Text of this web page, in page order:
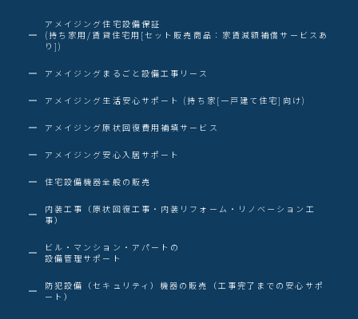
アメイジング住宅設備保証
(持ち家用/賃貸住宅用[セット販売商品：家賃減額補償サービスあ
り])
アメイジングまるごと設備工事リース
アメイジング生活安心サポート (持ち家[一戸建て住宅]向け)
アメイジング原状回復費用補填サービス
アメイジング安心入居サポート
住宅設備機器全般の販売
内装工事（原状回復工事・内装リフォーム・リノベーション工
事）
ビル・マンション・アパートの
設備管理サポート
防犯設備（セキュリティ）機器の販売（工事完了までの安心サポ
ート）